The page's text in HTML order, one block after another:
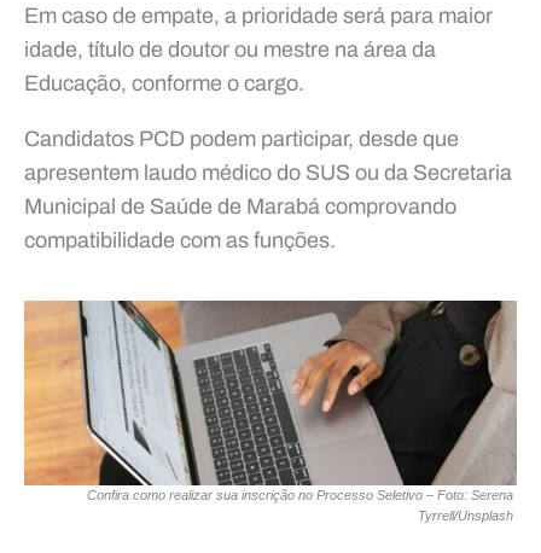
Em caso de empate, a prioridade será para maior
idade, título de doutor ou mestre na área da
Educação, conforme o cargo.
Candidatos PCD podem participar, desde que
apresentem laudo médico do SUS ou da Secretaria
Municipal de Saúde de Marabá comprovando
compatibilidade com as funções.
Confira como realizar sua inscrição no Processo Seletivo – Foto: Serena
Tyrrell/Unsplash